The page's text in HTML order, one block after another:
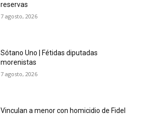
reservas
7 agosto, 2026
Sótano Uno | Fétidas diputadas
morenistas
7 agosto, 2026
Vinculan a menor con homicidio de Fidel